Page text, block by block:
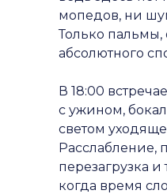
мопедов, ни
Только
абсолютного
В 18:00
с ужином,
светом
Расслабление,
перезагрузка
когда время